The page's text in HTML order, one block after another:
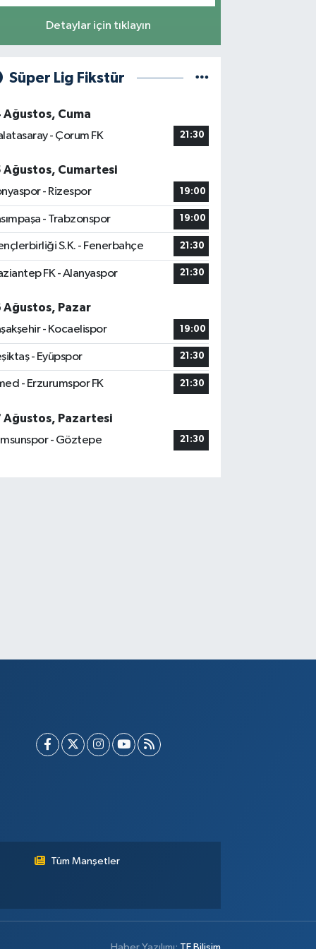
Detaylar için tıklayın
Süper Lig Fikstür
Ağustos, Cuma
- Çorum FK
21:30
Ağustos, Cumartesi
- Rizespor
19:00
- Trabzonspor 19:00
S.K. - Fenerbahçe 21:30
FK - Alanyaspor 21:30
Ağustos, Pazar
- Kocaelispor
19:00
- Eyüpspor 21:30
- Erzurumspor FK 21:30
Ağustos, Pazartesi
- Göztepe
21:30
Tüm Manşetler
Haber Yazılımı: TE Bilişim